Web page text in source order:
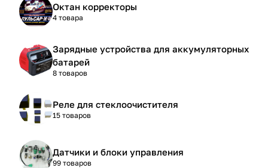
Октан корректоры
4 товара
Зарядные устройства для аккумуляторных
батарей
8 товаров
Реле для стеклоочистителя
15 товаров
Датчики и блоки управления
99 товаров